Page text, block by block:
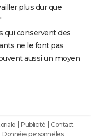
plus dur que
qui conservent des
ne le font pas
aussi un moyen
Publicité
Contact
Données personnelles